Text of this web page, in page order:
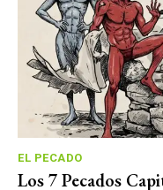
EL PECADO
Los 7 Pecados